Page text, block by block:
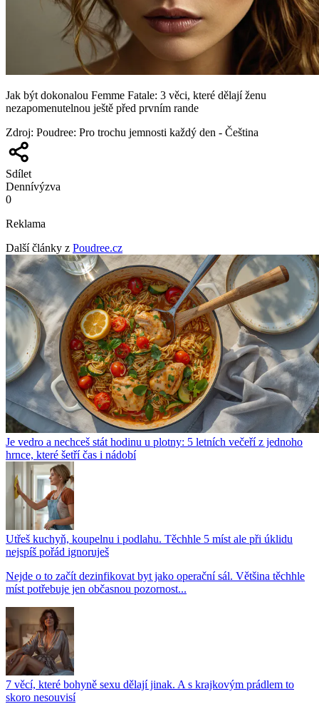
Jak být dokonalou Femme Fatale: 3 věci, které dělají ženu
nezapomenutelnou ještě před prvním rande
Zdroj: Poudree: Pro trochu jemnosti každý den - Čeština
Sdílet
Dennívýzva
0
Reklama
Další články z Poudree.cz
Je vedro a nechceš stát hodinu u plotny: 5 letních večeří z jednoho
hrnce, které šetří čas i nádobí
Utřeš kuchyň, koupelnu i podlahu. Těchhle 5 míst ale při úklidu
nejspíš pořád ignoruješ
Nejde o to začít dezinfikovat byt jako operační sál. Většina těchhle
míst potřebuje jen občasnou pozornost...
7 věcí, které bohyně sexu dělají jinak. A s krajkovým prádlem to
skoro nesouvisí